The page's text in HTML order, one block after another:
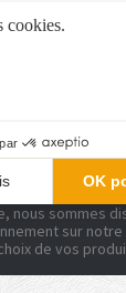
Sixtan.fr
des produits
aménager
nous sommes
sur
de vos